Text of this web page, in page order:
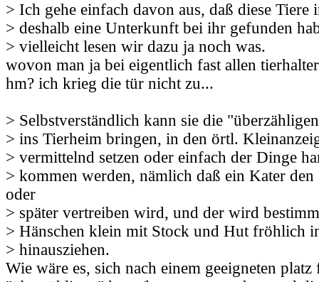
> Ich gehe einfach davon aus, daß diese Tiere
> deshalb eine Unterkunft bei ihr gefunden
> vielleicht lesen wir dazu ja noch was.
wovon man ja bei eigentlich fast allen
hm? ich krieg die tür nicht zu...
> Selbstverständlich kann sie die
> ins Tierheim bringen, in den örtl.
> vermittelnd setzen oder einfach der Dinge
> kommen werden, nämlich daß ein Kater
oder
> später vertreiben wird, und der wird
> Hänschen klein mit Stock und Hut fröhlich
> hinausziehen.
Wie wäre es, sich nach einem geeigneten